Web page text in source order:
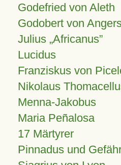
Godefried von Aleth
Godobert von
Julius Africanus
Lucidus
Franziskus von
Nikolaus
Menna-Jakobus
Maria Peñalosa
17 Märtyrer
Pinnadus und